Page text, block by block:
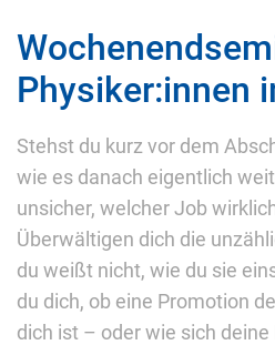
Physiker:innen
Stehst du kurz vor dem
wie es danach eigentlich
unsicher, welcher Job
Überwältigen dich die
du weißt nicht, wie du sie
du dich, ob eine Promotion
dich ist – oder wie sich